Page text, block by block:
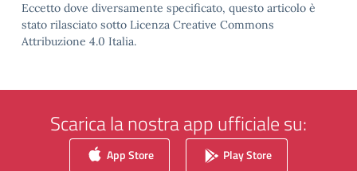
Eccetto dove diversamente specificato, questo articolo è
stato rilasciato sotto Licenza Creative Commons
Attribuzione 4.0 Italia.
Scarica la nostra app ufficiale su:
App Store Play Store